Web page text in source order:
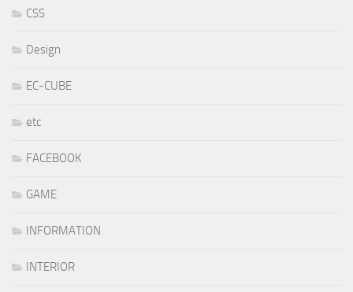
CSS
Design
EC-CUBE
etc
FACEBOOK
GAME
INFORMATION
INTERIOR